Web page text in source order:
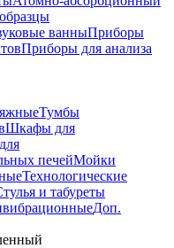
ванныПриборы
Приборы для анализа
Тумбы
Шкафы для
печейМойки
Технологические
и табуреты
Доп.